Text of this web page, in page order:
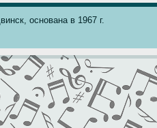
основана в 1967 г.